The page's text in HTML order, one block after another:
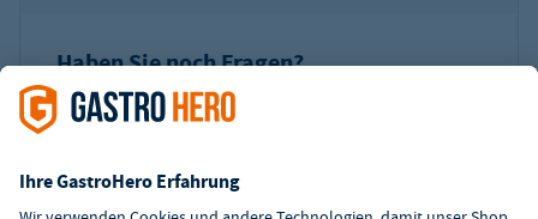
Haben Sie noch Fragen?
Unser Team aus rund 50 Branchen-Experten hilft
Fragen und finden gemeinsam das passende